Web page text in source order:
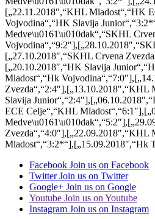
[„22.11.2018″,“KHL Mladost“,“HK
Vojvodina“,“HK Slavija
Medve\u0161\u010dak“,“SKHL
[„27.10.2018″,“SKHL Crvena
[„20.10.2018″,“HK Slavija
Mladost“,“Hk
Slavija
ECE Celje“,“KHL
Mladost“,“3:2*“],[„15.09.2018″,“Hk
Facebook Join us on Facebook
Twitter Join us on Twitter
Google+ Join us on Google
Youtube Join us on Youtube
Instagram Join us on Instagram